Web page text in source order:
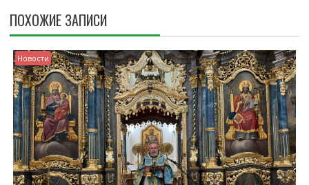
И
Я
П
О
З
А
П
И
С
Я
М
ПОХОЖИЕ ЗАПИСИ
Новости